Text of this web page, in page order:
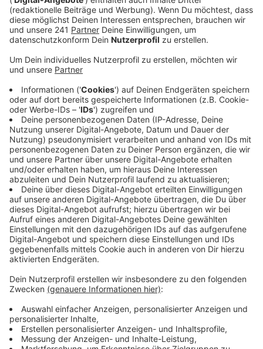
aufgerufen, um sich gegen die drohende, immer
schlechter werdende Versorgung ihrer Patienten
zu wehren. Im Oberbergischen sind bis zu 90
sind aber im Einsatz.
Veröffentlicht: Mittwoch, 15.11.2023 06:03
Anzeige
Das Gesundheitswesen wird kaputt gespart, sagen
Kassenärztliche Vereinigung, Apothekerkammer
Nordrhein und auch der Hausärzteverband im
Oberbergischen. Geht es so weiter, werden auf lange
Sicht immer mehr Praxen sterben, damit können immer
mehr Patienten auch im Bergischen nicht mehr
versorgt werden.
Oberbergischen die Hälfte der Hausarztpraxen
bleiben hier 400.000 Fälle pro Jahr unbehandelt, sagt
der oberbergische Hausärzteverband. Das
Bundesministerium stehe in der Pflicht, schnell für eine